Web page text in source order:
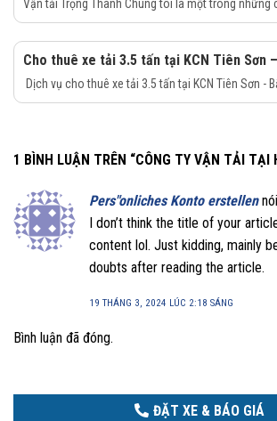
Vận tải Trọng Thành Chúng tôi là một trong những
Cho thuê xe tải 3.5 tấn tại KCN Tiên Sơn
Dịch vụ cho thuê xe tải 3.5 tấn tại KCN Tiên Sơn -
1 BÌNH LUẬN TRÊN “CÔNG TY VẬN TẢI TẠI
Pers"onliches Konto erstellen
I don’t think the title of your
content lol. Just kidding, mainly
doubts after reading the article.
19 THÁNG 3, 2024 LÚC 2:18 SÁNG
Bình luận đã đóng.
ĐẶT XE & BÁO GIÁ